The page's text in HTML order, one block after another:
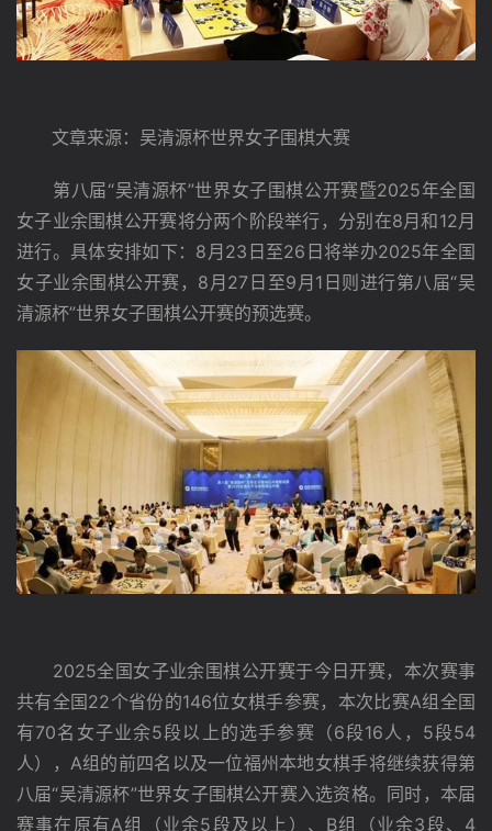
文章来源：吴清源杯世界女子围棋大赛
第八届“吴清源杯”世界女子围棋公开赛暨2025年全国
女子业余围棋公开赛将分两个阶段举行，分别在8月和12月
进行。具体安排如下：8月23日至26日将举办2025年全国
女子业余围棋公开赛，8月27日至9月1日则进行第八届“吴
清源杯”世界女子围棋公开赛的预选赛。
2025全国女子业余围棋公开赛于今日开赛，本次赛事
共有全国22个省份的146位女棋手参赛，本次比赛A组全国
有70名女子业余5段以上的选手参赛（6段16人，5段54
人），A组的前四名以及一位福州本地女棋手将继续获得第
八届“吴清源杯”世界女子围棋公开赛入选资格。同时，本届
赛事在原有A组（业余5段及以上）、B组（业余3段、4